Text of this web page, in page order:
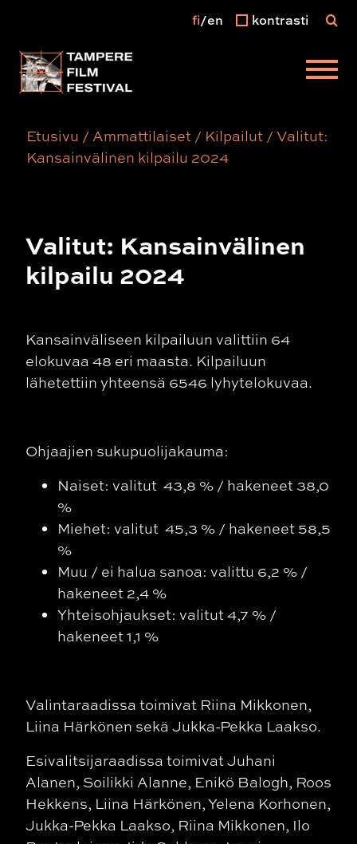
Päävalikko
fi en kontrasti
Etusivu / Ammattilaiset/ Kilpailut/ Valitut:
Kansainvälinen kilpailu 2024
Valitut: Kansainvälinen
kilpailu 2024
Kansainväliseen kilpailuun valittiin 64
elokuvaa 48 eri maasta. Kilpailuun
lähetettiin yhteensä 6546 lyhytelokuvaa.
Ohjaajien sukupuolijakauma:
Naiset: valitut 43,8 % / hakeneet 38,0
%
Miehet: valitut 45,3 % / hakeneet 58,5
%
Muu / ei halua sanoa: valittu 6,2 % /
hakeneet 2,4 %
Yhteisohjaukset: valitut 4,7 % /
hakeneet 1,1 %
Valintaraadissa toimivat Riina Mikkonen,
Liina Härkönen sekä Jukka-Pekka Laakso.
Esivalitsijaraadissa toimivat Juhani
Alanen, Soilikki Alanne, Enikö Balogh, Roos
Hekkens, Liina Härkönen, Yelena Korhonen,
Jukka-Pekka Laakso, Riina Mikkonen, Ilo